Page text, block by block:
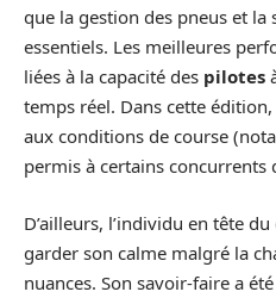
que la gestion des pneus et
essentiels. Les meilleures
liées à la capacité des pilotes
temps réel. Dans cette
aux conditions de course
permis à certains
D’ailleurs, l’individu en tête
garder son calme malgré la
nuances. Son savoir-faire a